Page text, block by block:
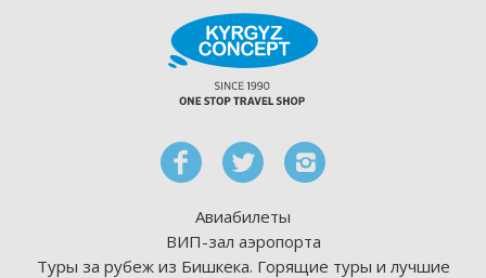
Авиабилеты
ВИП-зал аэропорта
Туры за рубеж из Бишкека. Горящие туры и лучшие